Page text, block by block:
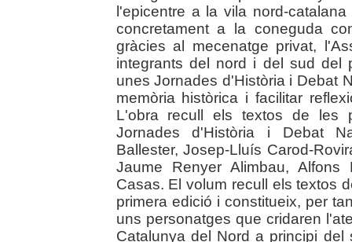
l'epicentre a la vila nord-
concretament a la coneguda
gràcies al mecenatge privat,
integrants del nord i del sud del
unes Jornades d'Història i Debat
memòria històrica i facilitar
L'obra recull els textos de les
Jornades d'Història i Debat
Ballester, Josep-Lluís Carod-
Jaume Renyer Alimbau,
Casas. El volum recull els textos
primera edició i constitueix, per
uns personatges que cridaren
Catalunya del Nord a principi